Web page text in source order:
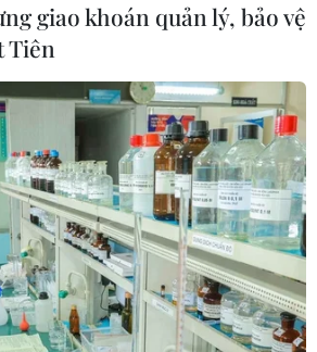
cấp Vingroup chỉ với lãi
giao khoán quản lý, bảo vệ
Tiên